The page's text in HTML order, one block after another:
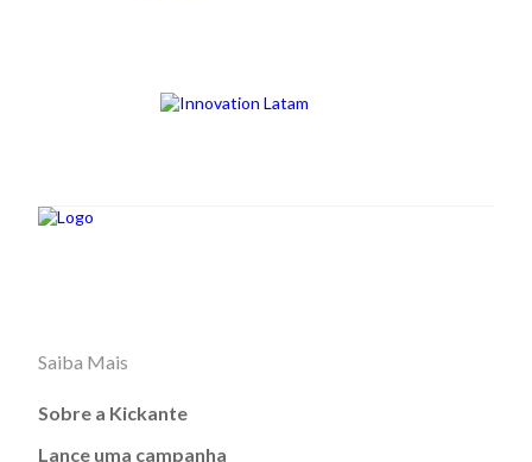
Saiba Mais
Sobre a Kickante
Lance uma campanha